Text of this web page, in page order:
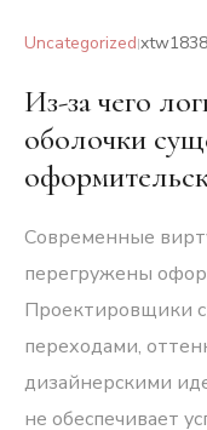
Uncategorized
Из-за чего
оболочки
Современные
перегружены
Проектировщики
переходами,
дизайнерскими
не обеспечивает